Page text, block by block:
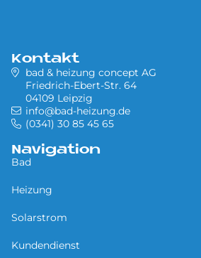
Kontakt
bad & heizung concept AG
Friedrich-Ebert-Str. 64
04109 Leipzig
info@bad-heizung.de
(0341) 30 85 45 65
Navigation
Bad
Heizung
Solarstrom
Kundendienst